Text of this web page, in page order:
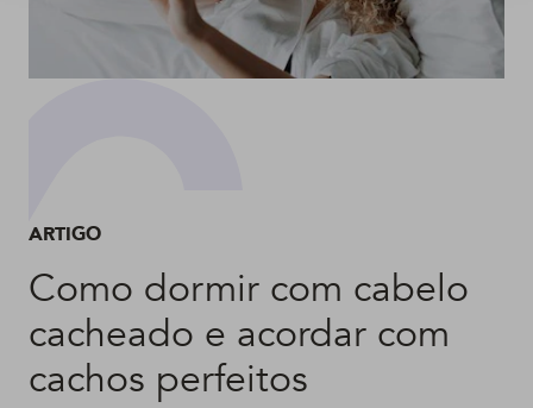
ARTIGO
Como dormir com cabelo
cacheado e acordar com
cachos perfeitos